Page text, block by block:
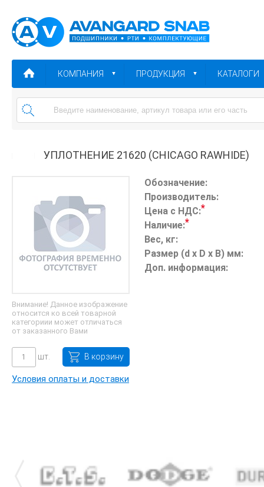
КОМПАНИЯ ПРОДУКЦИЯ КАТАЛОГИ
УПЛОТНЕНИЕ 21620 (CHICAGO RAWHIDE)
Внимание! Данное изображение
относится ко всей товарной
категориии может отличаться
от заказанного Вами
шт. В корзину
Условия оплаты и доставки
Обозначение:
Производитель:
Цена с НДС:*
Наличие:*
Вес, кг:
Размер (d x D x B) мм:
Доп. информация: